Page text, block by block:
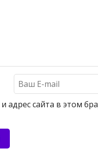
адрес сайта в этом